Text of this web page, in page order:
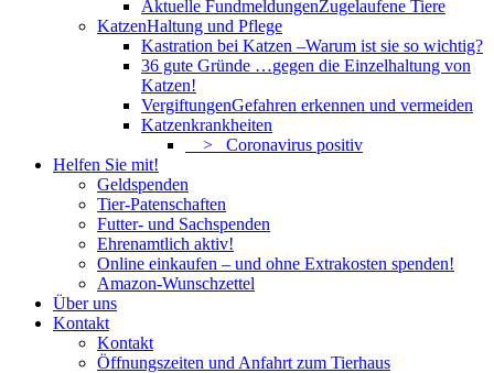
Aktuelle FundmeldungenZugelaufene Tiere
KatzenHaltung und Pflege
Kastration bei Katzen –Warum ist sie so wichtig?
36 gute Gründe …gegen die Einzelhaltung von
Katzen!
VergiftungenGefahren erkennen und vermeiden
Katzenkrankheiten
> Coronavirus positiv
Helfen Sie mit!
Geldspenden
Tier-Patenschaften
Futter- und Sachspenden
Ehrenamtlich aktiv!
Online einkaufen – und ohne Extrakosten spenden!
Amazon-Wunschzettel
Über uns
Kontakt
Kontakt
Öffnungszeiten und Anfahrt zum Tierhaus